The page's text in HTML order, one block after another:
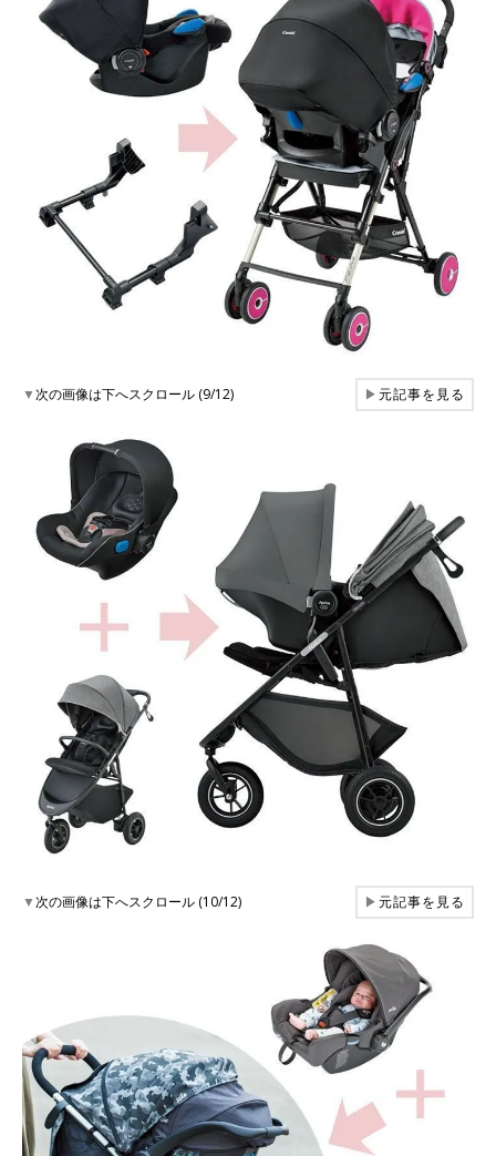
▼次の画像は下へスクロール (9/12) ▶元記事を見る
▼次の画像は下へスクロール (10/12) ▶元記事を見る